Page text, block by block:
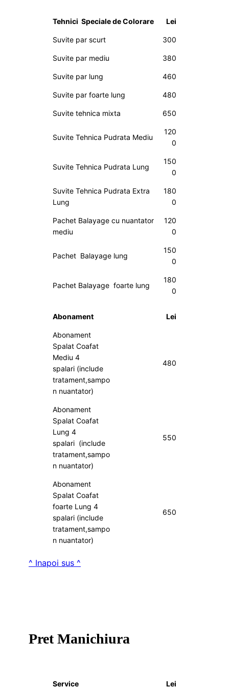
Tehnici Speciale de Colorare Lei
Suvite par scurt 300
Suvite par mediu 380
Suvite par lung 460
Suvite par foarte lung 480
Suvite tehnica mixta 650
Suvite Tehnica Pudrata Mediu
120
0
Suvite Tehnica Pudrata Lung
150
0
Suvite Tehnica Pudrata Extra
Lung
180
0
Pachet Balayage cu nuantator
mediu
120
0
Pachet Balayage lung
150
0
Pachet Balayage foarte lung
180
0
Abonament Lei
Abonament
Spalat Coafat
Mediu 4
spalari (include
tratament,sampo
n nuantator)
480
Abonament
Spalat Coafat
Lung 4
spalari (include
tratament,sampo
n nuantator)
550
Abonament
Spalat Coafat
foarte Lung 4
spalari (include
tratament,sampo
n nuantator)
650
^ Inapoi sus ^
Pret Manichiura
Service Lei